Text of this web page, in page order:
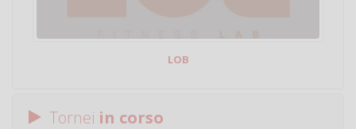
LOB
Tornei in corso